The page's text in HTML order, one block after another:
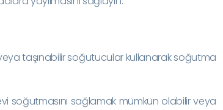
taşınabilir soğutucular kullanarak soğutma
soğutmasını sağlamak mümkün olabilir veya